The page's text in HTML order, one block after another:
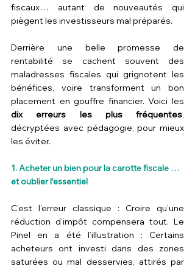
fiscaux… autant de nouveautés qui
piègent les investisseurs mal préparés.
Derrière une belle promesse de
rentabilité se cachent souvent des
maladresses fiscales qui grignotent les
bénéfices, voire transforment un bon
dix erreurs les plus fréquentes,
décryptées avec pédagogie, pour mieux
les éviter.
1. Acheter un bien pour la carotte fiscale …
et oublier l’essentiel
C’est l’erreur classique : Croire qu’une
réduction d’impôt compensera tout. Le
Pinel en a été l’illustration : Certains
acheteurs ont investi dans des zones
saturées ou mal desservies, attirés par